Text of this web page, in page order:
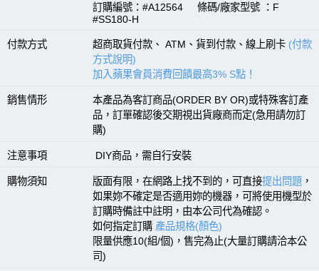
訂購編號：#A12564 條碼/廠家型號 ：F
#SS180-H
付款方式 超商取貨付款、 ATM、貨到付款、線上刷卡 (付款
方式說明)
加入蘋果會員消費回饋最高3% S點！
銷售情形
本產品為客訂商品(ORDER BY OR)或特殊客訂產
品，訂單確認後交期視出貨廠商而定(急用請勿訂
購)
注意事項 DIY商品，需自行安裝
購物須知 版面有限，在網路上找不到的，可直接提出問題 ，
如果妳不確定是否適用妳的機器，可將使用機型於
訂購時備註中註明，由本公司代為確認。
如何指定訂購 產品規格(顏色)
限量供應10(組/個)，售完為止(大量訂購請洽本公
司)